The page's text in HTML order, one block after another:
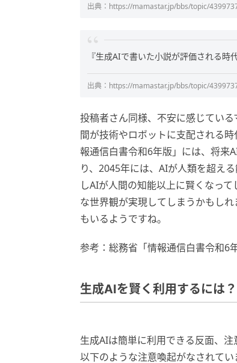
出典：https://mamastar.jp/bbs/topic/
『生成AIで書いた小説が評価される時
出典：https://mamastar.jp/bbs/topic/
投稿者さん同様、不安に感じてい
間が技術やロボットに支配される
報通信白書令和6年版」には、将来
り、2045年には、AIが人類を超え
しAIが人間の知能以上に賢くなっ
な世界観が実現してしまうかもし
もいるようですね。
参考：総務省「情報通信白書令和6
生成AIを賢く利用するには？
生成AIは簡単に利用できる反面、
以下のような注意喚起がなされてい